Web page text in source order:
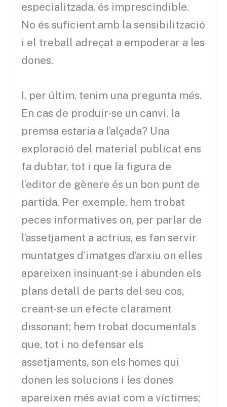
especialitzada, és imprescindible.
No és suficient amb la sensibilització
i el treball adreçat a empoderar a les
dones.
I, per últim, tenim una pregunta més.
En cas de produir-se un canvi, la
premsa estaria a l’alçada? Una
exploració del material publicat ens
fa dubtar, tot i que la figura de
l’editor de gènere és un bon punt de
partida. Per exemple, hem trobat
peces informatives on, per parlar de
l’assetjament a actrius, es fan servir
muntatges d’imatges d’arxiu on elles
apareixen insinuant-se i abunden els
plans detall de parts del seu cos,
creant-se un efecte clarament
dissonant; hem trobat documentals
que, tot i no defensar els
assetjaments, son els homes qui
donen les solucions i les dones
apareixen més aviat com a víctimes;